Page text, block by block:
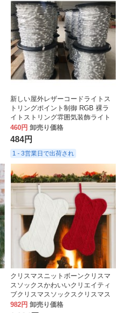
新しい屋外レザーコードライトス
トリングポイント制御 RGB 裸ラ
イトストリング雰囲気装飾ライト
ポイント制御ライトストリング屋
外防水ランタン
460円 卸売り価格
484円
1 - 3営業日で出荷され
クリスマスニットボーンクリスマ
スソックスかわいいクリエイティ
ブクリスマスソックスクリスマス
ツリーオーナメントギフトバッグ
982円 卸売り価格